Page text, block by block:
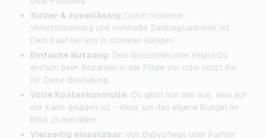
Sicher & zuverlässig: Durch moderne
Verschlüsselung und namhafte Zahlungsanbieter ist
Dein Kauf bei uns in sicheren Händen.
Einfache Nutzung: Den Gutscheincode zeigst Du
einfach beim Bezahlen in der Filiale vor oder nutzt ihn
für Deine Bestellung.
Volle Kostenkontrolle: Du gibst nur das aus, was auf
der Karte geladen ist – ideal, um das eigene Budget im
Blick zu behalten.
Vielseitig einsetzbar: Von Babypflege über Parfüm